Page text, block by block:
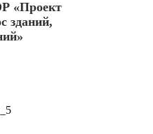
«Проект
зданий,